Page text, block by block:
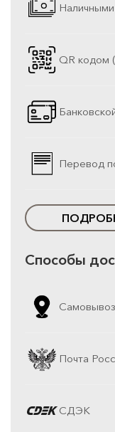
QR кодом
Перевод
Способы
Почта
СДЭК